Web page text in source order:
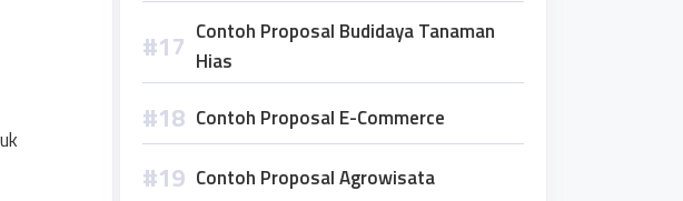
Contoh Proposal Budidaya Tanaman
Hias
Contoh Proposal E-Commerce
Contoh Proposal Agrowisata